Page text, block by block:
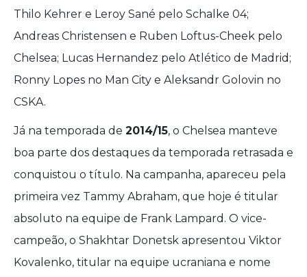
Thilo Kehrer e Leroy Sané pelo Schalke 04;
Andreas Christensen e Ruben Loftus-Cheek pelo
Chelsea; Lucas Hernandez pelo Atlético de Madrid;
Ronny Lopes no Man City e Aleksandr Golovin no
CSKA.
Já na temporada de 2014/15, o Chelsea manteve
boa parte dos destaques da temporada retrasada e
conquistou o título. Na campanha, apareceu pela
primeira vez Tammy Abraham, que hoje é titular
absoluto na equipe de Frank Lampard. O vice-
campeão, o Shakhtar Donetsk apresentou Viktor
Kovalenko, titular na equipe ucraniana e nome